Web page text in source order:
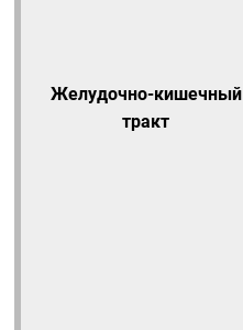
Желудочно-кишечный
тракт